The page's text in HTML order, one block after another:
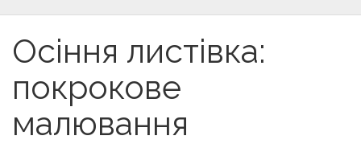
Осіння листівка:
покрокове
малювання